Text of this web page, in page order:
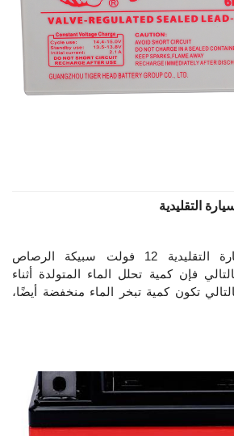
التقليدية
تستخدم بطارية السيارة التقليدية 12 فولت سبيكة الرصاص
فإن كمية تحلل الماء المتولدة أثناء
تكون كمية تبخر الماء منخفضة أيضًا،